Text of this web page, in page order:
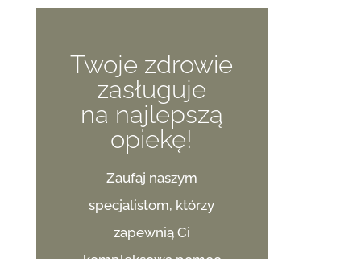
Twoje zdrowie
zasługuje
na najlepszą
opiekę!
Zaufaj naszym
specjalistom, którzy
zapewnią Ci